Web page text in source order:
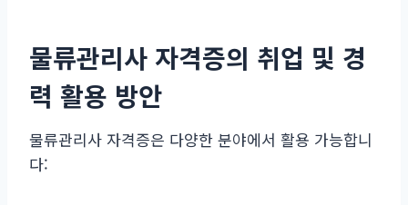
물류관리사 자격증의 취업 및 경
력 활용 방안
물류관리사 자격증은 다양한 분야에서 활용 가능합니
다: